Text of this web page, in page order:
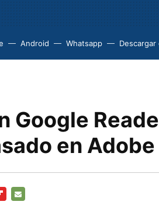
Android Whatsapp Descargar
Google
en Adobe